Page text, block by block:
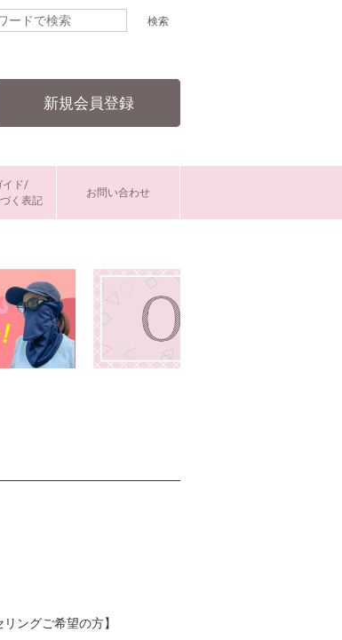
新規会員登録
イド/
く表記
お問い合わせ
リングご希望の方】